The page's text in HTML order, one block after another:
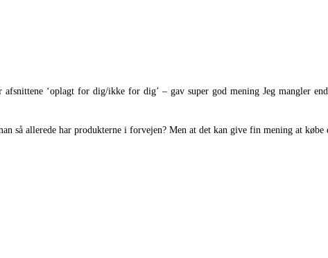
‘oplagt for dig/ikke for dig’ – gav super god mening Jeg mangler
så allerede har produkterne i forvejen? Men at det kan give fin mening at købe